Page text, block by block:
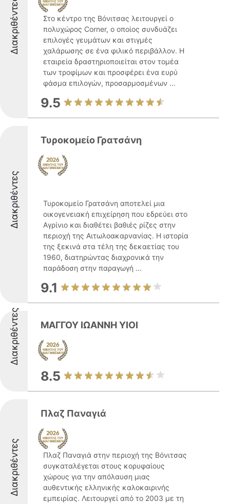
Διακριθέντες
Στο κέντρο της Βόνιτσας λειτουργεί ο
πολυχώρος Corner, ο οποίος συνδυάζει
επιλογές γευμάτων και στιγμές
χαλάρωσης σε ένα φιλικό περιβάλλον. Η
εταιρεία δραστηριοποιείται στον τομέα
των τροφίμων και προσφέρει ένα ευρύ
φάσμα επιλογών, προσαρμοσμένων ...
9.5
Διακριθέντες
Τυροκομείο Γρατσάνη
Τυροκομείο Γρατσάνη αποτελεί μια
οικογενειακή επιχείρηση που εδρεύει στο
Αγρίνιο και διαθέτει βαθιές ρίζες στην
περιοχή της Αιτωλοακαρνανίας. Η ιστορία
της ξεκινά στα τέλη της δεκαετίας του
1960, διατηρώντας διαχρονικά την
παράδοση στην παραγωγή ...
9.1
Διακριθέντες ΜΑΓΓΟΥ ΙΩΑΝΝΗ ΥΙΟΙ
8.5
Διακριθέντες
Πλαζ Παναγιά
Πλαζ Παναγιά στην περιοχή της Βόνιτσας
συγκαταλέγεται στους κορυφαίους
χώρους για την απόλαυση μιας
αυθεντικής ελληνικής καλοκαιρινής
εμπειρίας. Λειτουργεί από το 2003 με τη